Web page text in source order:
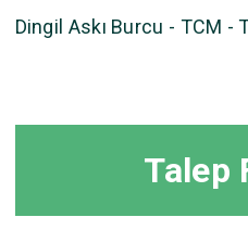
Dingil Askı Burcu - TCM -
Talep